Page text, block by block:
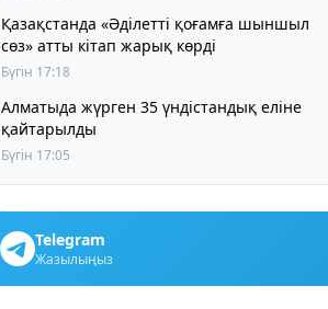
Қазақстанда «Әділетті қоғамға шыншыл
сөз» атты кітап жарық көрді
Бүгін 17:18
Алматыда жүрген 35 үндістандық еліне
қайтарылды
Бүгін 17:05
Telegram
Жазылыңыз